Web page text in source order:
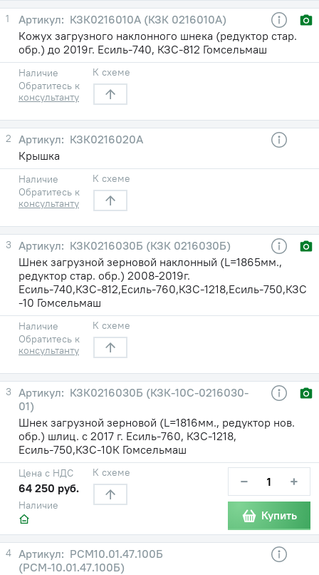
1
КЗК0216010А (КЗК 0216010А)
Кожух загрузного наклонного шнека (редуктор стар.
обр.) до 2019г. Есиль-740, КЗС-812 Гомсельмаш
Наличие
Обратитесь к
консультанту
К схеме
2
КЗК0216020А
Крышка
Наличие
Обратитесь к
консультанту
К схеме
3
КЗК0216030Б (КЗК 0216030Б)
Шнек загрузной зерновой наклонный (L=1865мм.,
редуктор стар. обр.) 2008-2019г.
Есиль-740,КЗС-812,Есиль-760,КЗС-1218,Есиль-750,КЗС
-10 Гомсельмаш
Наличие
Обратитесь к
консультанту
К схеме
3
КЗК0216030Б (КЗК-10С-0216030-
01)
Шнек загрузной зерновой (L=1816мм., редуктор нов.
обр.) шлиц. с 2017 г. Есиль-760, КЗС-1218,
Есиль-750,КЗС-10К Гомсельмаш
Наличие
Цена с НДС
64 250 руб.
К схеме − +
Купить
4
PCM10.01.47.100Б
(РСМ-10.01.47.100Б)